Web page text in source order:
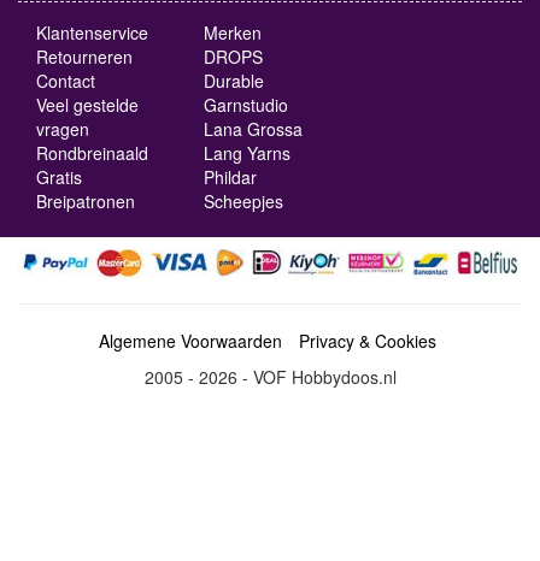
Klantenservice
Retourneren
Contact
Veel gestelde
vragen
Rondbreinaald
Gratis
Breipatronen
Merken
DROPS
Durable
Garnstudio
Lana Grossa
Lang Yarns
Phildar
Scheepjes
Algemene Voorwaarden
Privacy & Cookies
2005 - 2026 - VOF Hobbydoos.nl